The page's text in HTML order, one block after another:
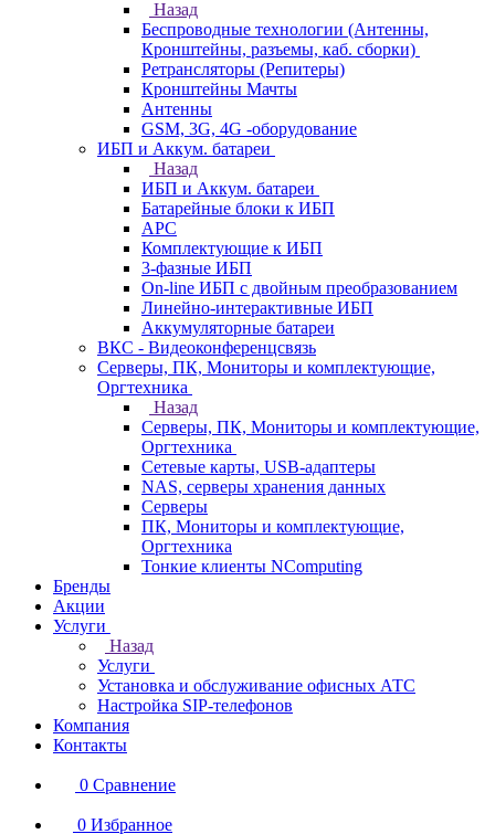
Назад
Беспроводные технологии (Антенны,
Кронштейны, разъемы, каб. сборки)
Ретрансляторы (Репитеры)
Кронштейны Мачты
Антенны
GSM, 3G, 4G -оборудование
ИБП и Аккум. батареи
Назад
ИБП и Аккум. батареи
Батарейные блоки к ИБП
APC
Комплектующие к ИБП
3-фазные ИБП
On-line ИБП с двойным преобразованием
Линейно-интерактивные ИБП
Аккумуляторные батареи
ВКС - Видеоконференцсвязь
Серверы, ПК, Мониторы и комплектующие,
Оргтехника
Назад
Серверы, ПК, Мониторы и комплектующие,
Оргтехника
Сетевые карты, USB-адаптеры
NAS, серверы хранения данных
Серверы
ПК, Мониторы и комплектующие,
Оргтехника
Тонкие клиенты NComputing
Бренды
Акции
Услуги
Назад
Услуги
Установка и обслуживание офисных АТС
Настройка SIP-телефонов
Компания
Контакты
0 Сравнение
0 Избранное